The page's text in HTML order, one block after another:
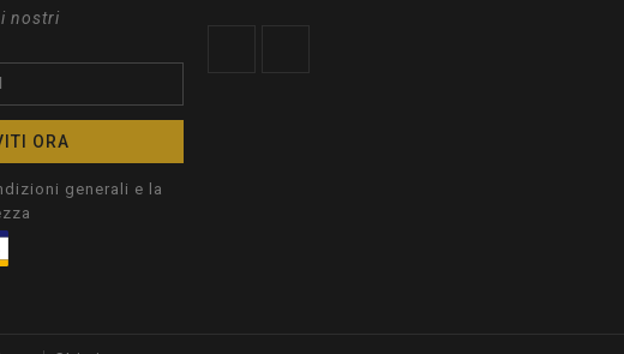
nostri
generali e la